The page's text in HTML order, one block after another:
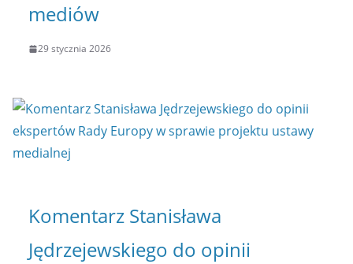
mediów
29 stycznia 2026
Komentarz Stanisława
Jędrzejewskiego do opinii